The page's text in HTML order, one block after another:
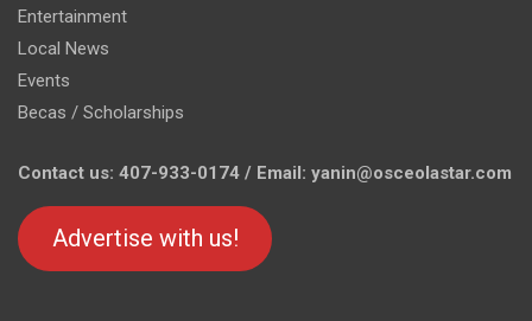
Entertainment
Local News
Events
Becas / Scholarships
Contact us: 407-933-0174 / Email: yanin@osceolastar.com
Advertise with us!